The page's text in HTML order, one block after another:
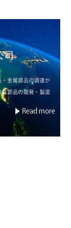
司
金属部品の調達か
部品の開発・製造
▶︎ Read more